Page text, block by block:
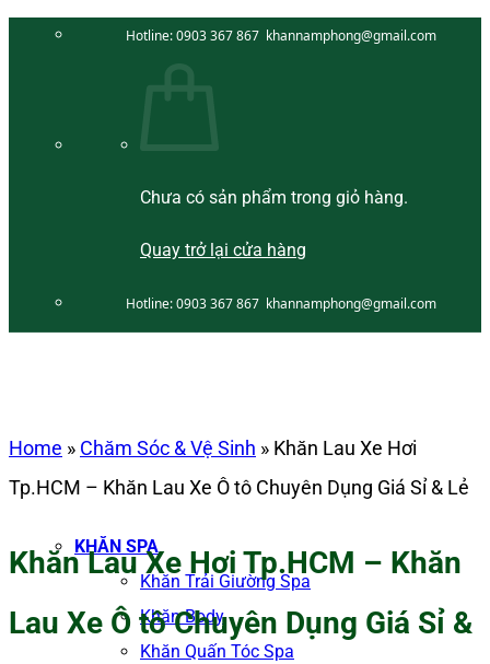
Hotline:0903 367 867 khannamphong@gmail.com
Chưa có sản phẩm trong giỏ hàng.
Quay trở lại cửa hàng
Hotline:0903 367 867 khannamphong@gmail.com
KHĂN SPA
Khăn Trải Giường Spa
Khăn Body
Khăn Quấn Tóc Spa
Home » Chăm Sóc & Vệ Sinh » Khăn Lau Xe Hơi
Tp.HCM – Khăn Lau Xe Ô tô Chuyên Dụng Giá Sỉ & Lẻ
Khăn Lau Xe Hơi Tp.HCM – Khăn
Lau Xe Ô tô Chuyên Dụng Giá Sỉ &